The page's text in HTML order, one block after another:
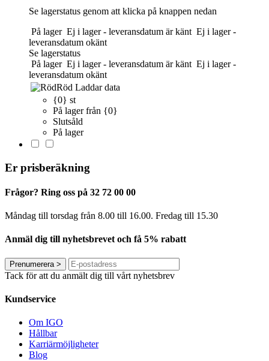
Se lagerstatus genom att klicka på knappen nedan
På lager Ej i lager - leveransdatum är känt Ej i lager -
leveransdatum okänt
Se lagerstatus
På lager Ej i lager - leveransdatum är känt Ej i lager -
leveransdatum okänt
Röd Laddar data
{0} st
På lager från {0}
Slutsåld
På lager
Er prisberäkning
Frågor? Ring oss på 32 72 00 00
Måndag till torsdag från 8.00 till 16.00. Fredag ​​till 15.30
Anmäl dig till nyhetsbrevet och få 5% rabatt
Prenumerera >
Tack för att du anmält dig till vårt nyhetsbrev
Kundservice
Om IGO
Hållbar
Karriärmöjligheter
Blog